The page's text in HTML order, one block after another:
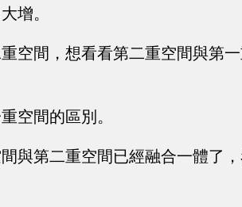
增。
空間，想看看第二重空間與第
空間的區別。
與第二重空間已經融合一體了